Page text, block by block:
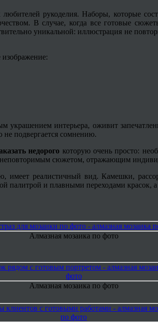
рукоделия. Наборы, которые
В случае, когда все готовые
уникальной: иллюстрация не
украшением интерьера, оживит
не подвергается сомнению.
недорого которую очень просто:
сюжетом, отражающим
имеет реалистичный вид. Камешки,
палитрой и плавными переходами
Алмазная мозаика по фото
Алмазная мозаика по фото